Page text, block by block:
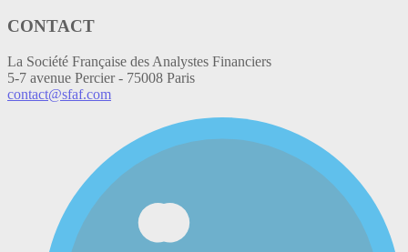
CONTACT
La Société Française des Analystes Financiers
5-7 avenue Percier - 75008 Paris
contact@sfaf.com